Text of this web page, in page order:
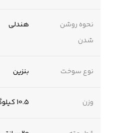
نحوه روشن
شدن
هندلی
نوع سوخت بنزین
وزن 10.5 کیلوگرم